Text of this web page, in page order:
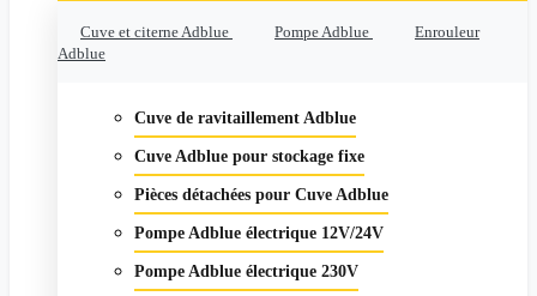
Cuve et citerne Adblue Pompe Adblue
Enrouleur
Adblue
Cuve de ravitaillement Adblue
Cuve Adblue pour stockage fixe
Pièces détachées pour Cuve Adblue
Pompe Adblue électrique 12V/24V
Pompe Adblue électrique 230V